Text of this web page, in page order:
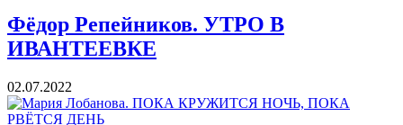
Фёдор Репейников. УТРО В
ИВАНТЕЕВКЕ
02.07.2022